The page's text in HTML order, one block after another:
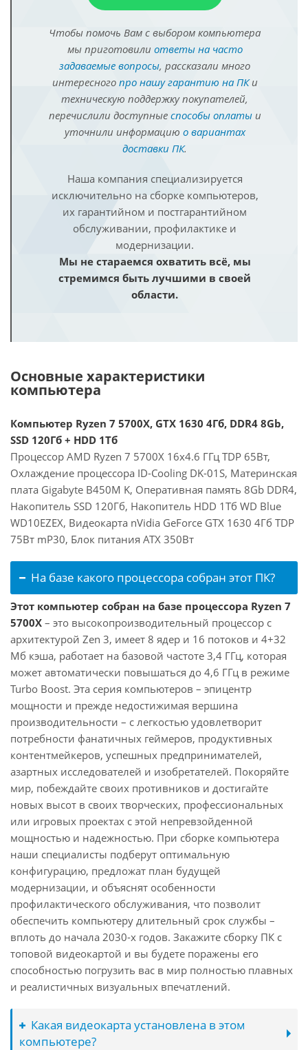
Чтобы помочь Вам с выбором компьютера
мы приготовили ответы на часто
задаваемые вопросы, рассказали много
интересного про нашу гарантию на ПКи
техническую поддержку покупателей,
перечислили доступные способы оплатыи
уточнили информацию о вариантах
доставки ПК.
Наша компания специализируется
исключительно на сборке компьютеров,
их гарантийном и постгарантийном
обслуживании, профилактике и
модернизации.
Мы не стараемся охватить всё, мы
стремимся быть лучшими в своей
области.
Основные характеристики
компьютера
Компьютер Ryzen 7 5700X, GTX 1630 4Гб, DDR4 8Gb,
SSD 120Гб + HDD 1Тб
Процессор AMD Ryzen 7 5700X 16x4.6 ГГц TDP 65Вт,
Охлаждение процессора ID-Cooling DK-01S, Материнская
плата Gigabyte B450M K, Оперативная память 8Gb DDR4,
Накопитель SSD 120Гб, Накопитель HDD 1Тб WD Blue
WD10EZEX, Видеокарта nVidia GeForce GTX 1630 4Гб TDP
75Вт mP30, Блок питания ATX 350Вт
На базе какого процессора собран этот ПК?
Этот компьютер собран на базе процессора Ryzen 7
5700X – это высокопроизводительный процессор с
архитектурой Zen 3, имеет 8 ядер и 16 потоков и 4+32
Мб кэша, работает на базовой частоте 3,4 ГГц, которая
может автоматически повышаться до 4,6 ГГц в режиме
Turbo Boost. Эта серия компьютеров – эпицентр
мощности и прежде недостижимая вершина
производительности – с легкостью удовлетворит
потребности фанатичных геймеров, продуктивных
контентмейкеров, успешных предпринимателей,
азартных исследователей и изобретателей. Покоряйте
мир, побеждайте своих противников и достигайте
новых высот в своих творческих, профессиональных
или игровых проектах с этой непревзойденной
мощностью и надежностью. При сборке компьютера
наши специалисты подберут оптимальную
конфигурацию, предложат план будущей
модернизации, и объяснят особенности
профилактического обслуживания, что позволит
обеспечить компьютеру длительный срок службы –
вплоть до начала 2030-х годов. Закажите сборку ПК с
топовой видеокартой и вы будете поражены его
способностью погрузить вас в мир полностью плавных
и реалистичных визуальных впечатлений.
Какая видеокарта установлена в этом
компьютере?